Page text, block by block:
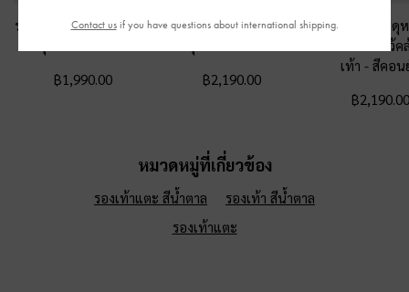
รองเท้าแตะดีเทลสายคาด
฿1,990.00
รองเท้าแตะดีไซน์สาย
฿2,190.00
รองเท้าแตะวัสดุ
ดีไซน์สายไขว้
เท้า - สีคอน
฿2,190.00
หมวดหมู่ที่เกี่ยวข้อง
รองเท้าแตะ สีน้ำตาล
รองเท้า สีน้ำตาล
รองเท้าแตะ
Contact usif you have questions about international shipping.